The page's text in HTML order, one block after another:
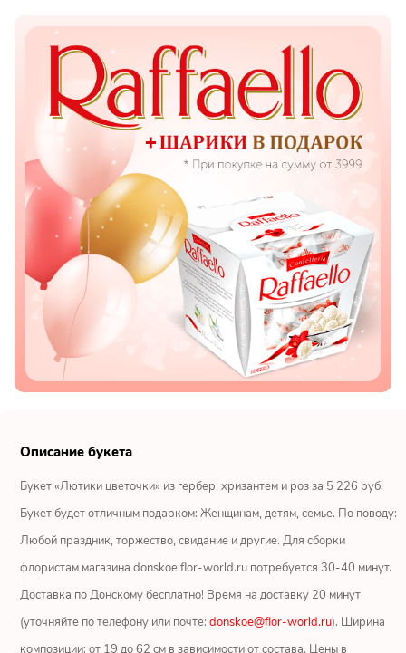
Показать еще
Подсолнухи
Лизиантусы
Хризантемы
Лилии
Орхидеи
Тюльпаны
Альстромерии
Описание букета
Букет «Лютики цветочки» из гербер, хризантем и роз за 5 226 руб.
Букет будет отличным подарком: Женщинам, детям, семье. По поводу:
Любой праздник, торжество, свидание и другие. Для сборки
флористам магазина donskoe.flor-world.ru потребуется 30-40 минут.
Доставка по Донскому бесплатно! Время на доставку 20 минут
(уточняйте по телефону или почте: donskoe@flor-world.ru). Ширина
композиции: от 19 до 62 см в зависимости от состава. Цены в